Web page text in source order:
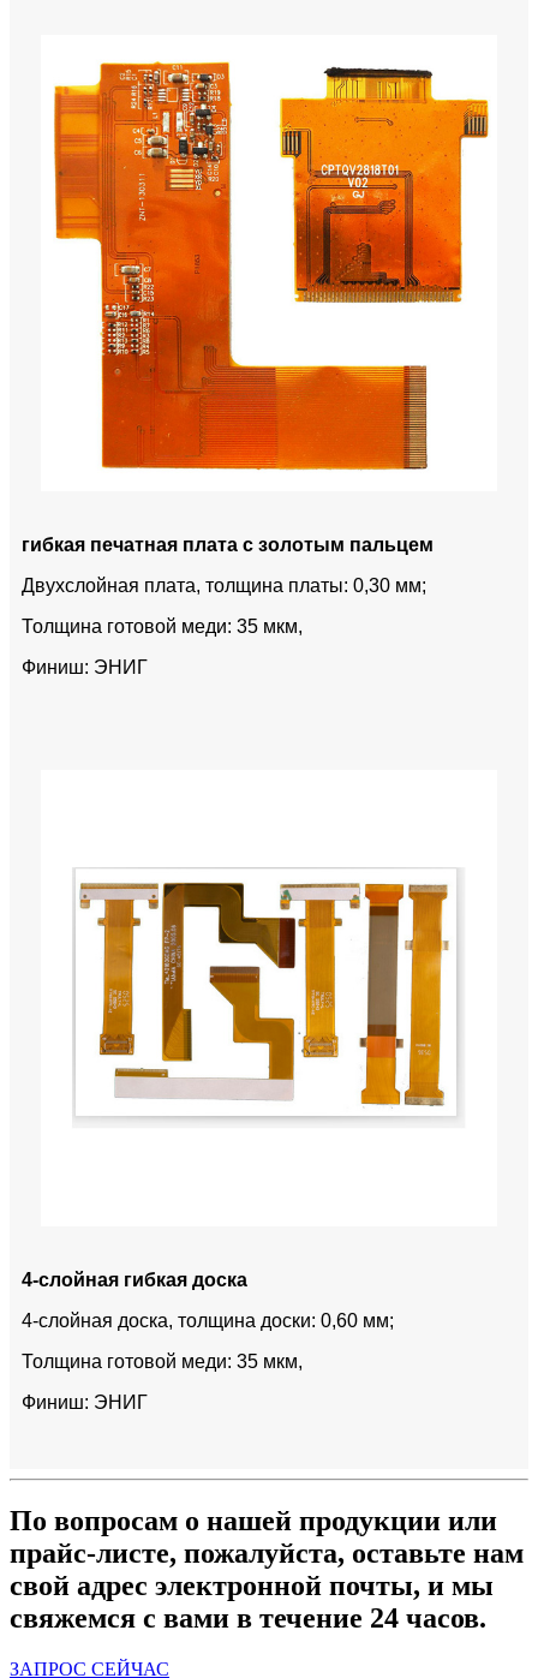
гибкая печатная плата с золотым пальцем
Двухслойная плата, толщина платы: 0,30 мм;
Толщина готовой меди: 35 мкм,
Финиш: ЭНИГ
4-слойная гибкая доска
4-слойная доска, толщина доски: 0,60 мм;
Толщина готовой меди: 35 мкм,
Финиш: ЭНИГ
По вопросам о нашей продукции или
прайс-листе, пожалуйста, оставьте нам
свой адрес электронной почты, и мы
свяжемся с вами в течение 24 часов.
ЗАПРОС СЕЙЧАС